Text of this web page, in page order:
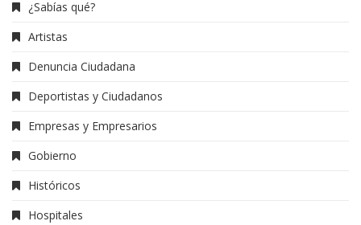
¿Sabías qué?
Artistas
Denuncia Ciudadana
Deportistas y Ciudadanos
Empresas y Empresarios
Gobierno
Históricos
Hospitales